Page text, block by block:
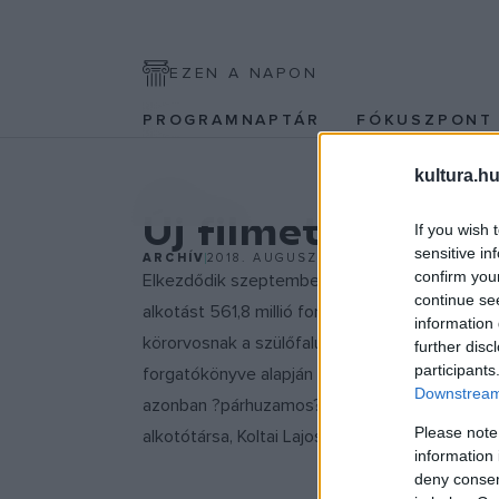
If you wish
sensitive
confirm
continue
information
further
Please
information
deny
EZEN A NAPON
PROGRAMNAPTÁR FÓKUSZPONT
Új filmet készít
ARCHÍV2018. AUGUSZTUS 2.
Elkezdődik szeptember elején Szabó István
alkotást 561,8 millió forinttal támogatja a
körorvosnak a szülőfalujába, ahol megtalálja
forgatókönyve alapján készülő
Zárójelentés
azonban ?párhuzamos? pályafutásuk most
alkotótársa, Koltai Lajos lesz. Bemutatója